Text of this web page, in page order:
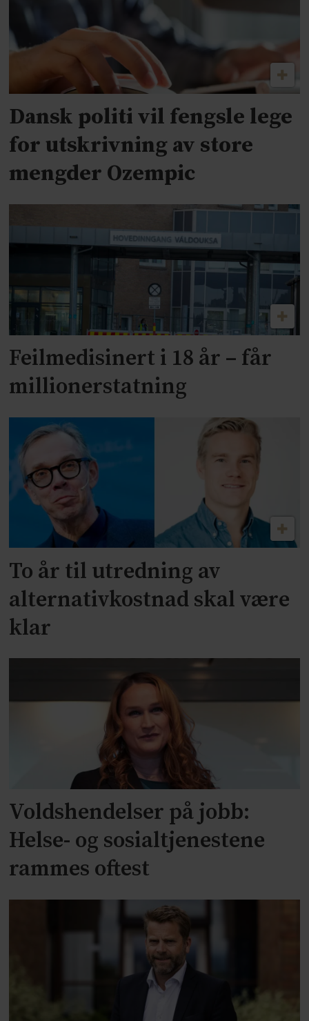
Dansk politi vil fengsle lege
for utskrivning av store
mengder Ozempic
Feilmedisinert i 18 år – får
millionerstatning
To år til utredning av
alternativkostnad skal være
klar
Voldshendelser på jobb:
Helse- og sosialtjenestene
rammes oftest